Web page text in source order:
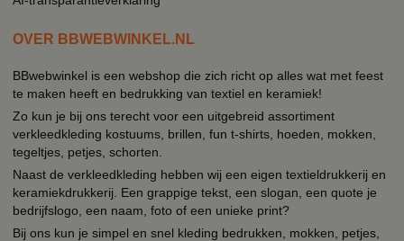
OVER BBWEBWINKEL.NL
BBwebwinkel is een webshop die zich richt op alles wat met feest
te maken heeft en bedrukking van textiel en keramiek!
Zo kun je bij ons terecht voor een uitgebreid assortiment
verkleedkleding kostuums, brillen, fun t-shirts, hoeden, mokken,
tegeltjes, petjes, schorten.
Naast de verkleedkleding hebben wij een eigen textieldrukkerij en
keramiekdrukkerij. Een grappige tekst, een slogan, een quote je
bedrijfslogo, een naam, foto of een unieke print?
Bij ons kun je simpel en snel kleding bedrukken, mokken, petjes,